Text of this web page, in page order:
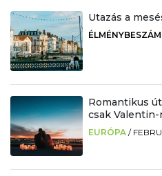
Utazás a
Romantikus
csak Valentin-
EURÓPA /